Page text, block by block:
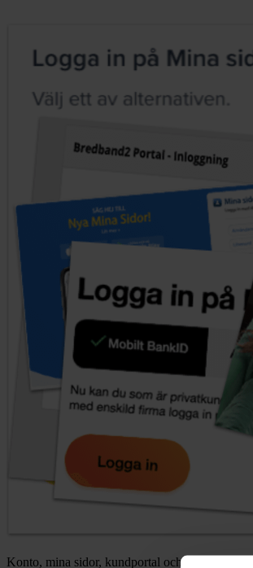
Konto, mina sidor, kundportal och inloggat